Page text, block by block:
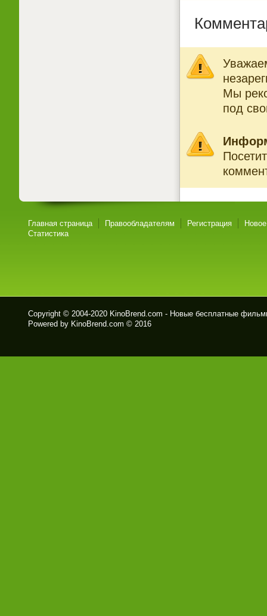
Мы
под
Главная страница Правообладателям Регистрация
Статистика
Copyright © 2004-2020 KinoBrend.com - Новые бесплатные
Powered by KinoBrend.com © 2016